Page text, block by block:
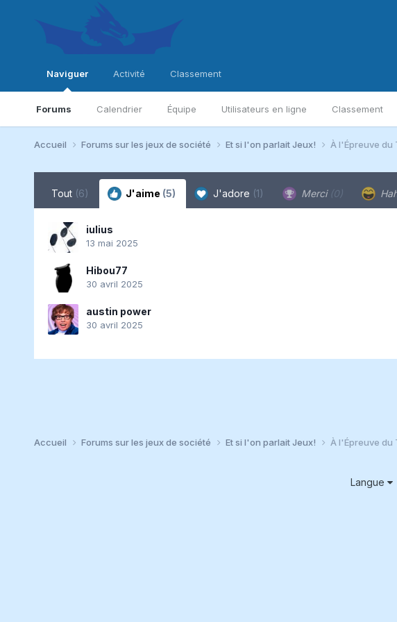
Naviguer
Forums Calendrier Équipe Utilisateurs en ligne Classement
Activité Classement
Accueil Forums sur les jeux de société Et si l'on parlait Jeux! À l'Épreuve du
Tout (6) J'aime (5) J'adore (1) Merci (0)
iulius
13 mai 2025
Hibou77
30 avril 2025
austin power
30 avril 2025
Accueil Forums sur les jeux de société Et si l'on parlait Jeux! À l'Épreuve du
Langue